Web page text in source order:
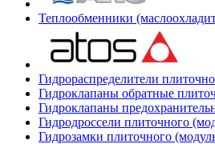
Теплообменники
Гидрораспределители
Гидроклапаны обратные
Гидроклапаны
Гидродроссели плиточного
Гидрозамки плиточного